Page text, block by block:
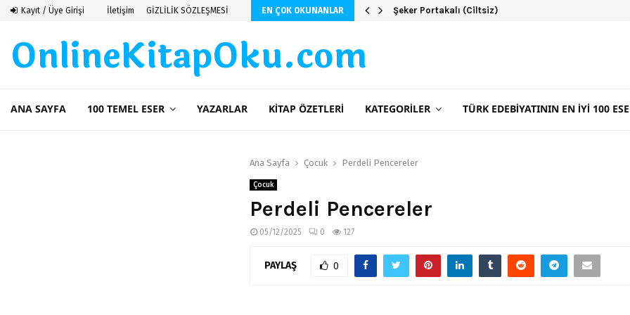
Kayıt / Üye Girişi İletişim GİZLİLİK SÖZLEŞMESİ EN ÇOK OKUNANLAR Üç Kız Kardeş – İclal Aydın
OnlineKitapOku.com
ANA SAYFA 100 TEMEL ESER YAZARLAR KITAP ÖZETLERI KATEGORILER TÜRK EDEBIYATININ EN İYI 100
Ana Sayfa Çocuk Perdeli Pencereler
Çocuk
Perdeli Pencereler
05/12/2025 0 127
PAYLAŞ 0